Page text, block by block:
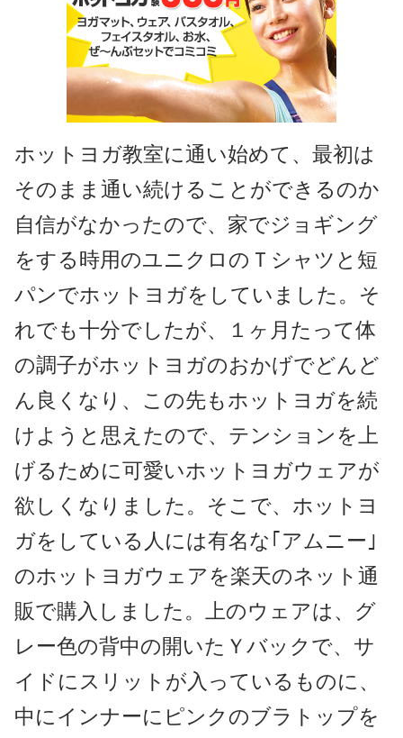
ホットヨガ教室に通い始めて、最初は
そのまま通い続けることができるのか
自信がなかったので、家でジョギング
をする時用のユニクロのＴシャツと短
パンでホットヨガをしていました。そ
れでも十分でしたが、１ヶ月たって体
の調子がホットヨガのおかげでどんど
ん良くなり、この先もホットヨガを続
けようと思えたので、テンションを上
げるために可愛いホットヨガウェアが
欲しくなりました。そこで、ホットヨ
ガをしている人には有名な｢アムニー｣
のホットヨガウェアを楽天のネット通
販で購入しました。上のウェアは、グ
レー色の背中の開いたＹバックで、サ
イドにスリットが入っているものに、
中にインナーにピンクのブラトップを